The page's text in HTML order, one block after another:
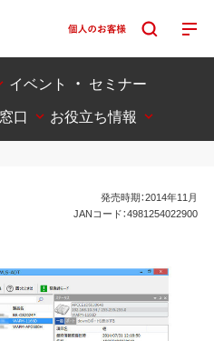
イベント ・ セミナー
口
お役立ち情報
発売時期：2014年11月
JANコード：4981254022900